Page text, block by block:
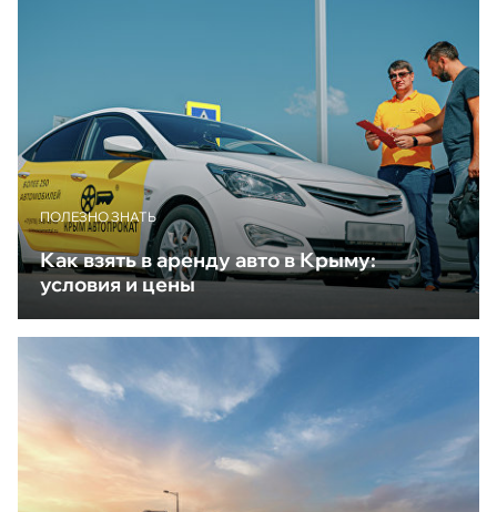
ПОЛЕЗНО ЗНАТЬ
Как взять в аренду авто в Крыму:
условия и цены